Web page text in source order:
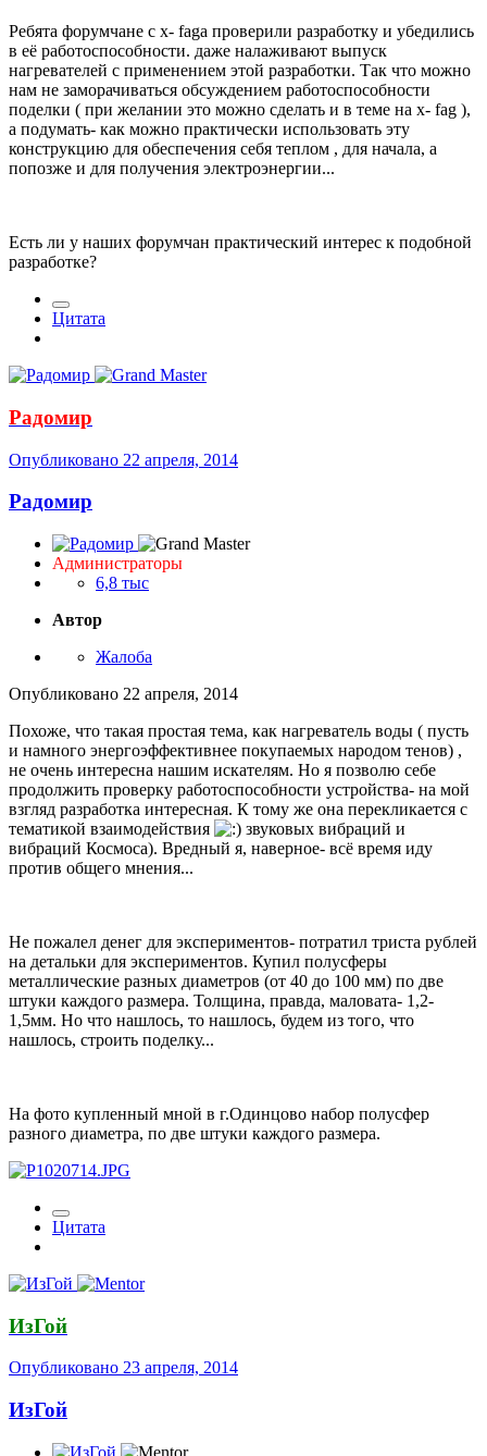
Ребята форумчане с х- fagа проверили разработку и убедились
в её работоспособности. даже налаживают выпуск
нагревателей с применением этой разработки. Так что можно
нам не заморачиваться обсуждением работоспособности
поделки ( при желании это можно сделать и в теме на х- fag ),
а подумать- как можно практически использовать эту
конструкцию для обеспечения себя теплом , для начала, а
попозже и для получения электроэнергии...
Есть ли у наших форумчан практический интерес к подобной
разработке?
Цитата
Радомир
Опубликовано 22 апреля, 2014
Радомир
Администраторы
6,8 тыс
Автор
Жалоба
Опубликовано 22 апреля, 2014
Похоже, что такая простая тема, как нагреватель воды ( пусть
и намного энергоэффективнее покупаемых народом тенов) ,
не очень интересна нашим искателям. Но я позволю себе
продолжить проверку работоспособности устройства- на мой
взгляд разработка интересная. К тому же она перекликается с
тематикой взаимодействия
звуковых вибраций и
вибраций Космоса). Вредный я, наверное- всё время иду
против общего мнения...
Не пожалел денег для экспериментов- потратил триста рублей
на детальки для экспериментов. Купил полусферы
металлические разных диаметров (от 40 до 100 мм) по две
штуки каждого размера. Толщина, правда, маловата- 1,2-
1,5мм. Но что нашлось, то нашлось, будем из того, что
нашлось, строить поделку...
На фото купленный мной в г.Одинцово набор полусфер
разного диаметра, по две штуки каждого размера.
Цитата
ИзГой
Опубликовано 23 апреля, 2014
ИзГой